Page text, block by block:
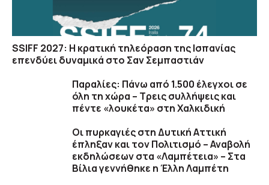
SSIFF 2027: Η κρατική τηλεόραση της Ισπανίας
επενδύει δυναμικά στο Σαν Σεμπαστιάν
Παραλίες: Πάνω από 1.500 έλεγχοι σε
όλη τη χώρα – Τρεις συλλήψεις και
πέντε «λουκέτα» στη Χαλκιδική
Οι πυρκαγιές στη Δυτική Αττική
έπληξαν και τον Πολιτισμό – Αναβολή
εκδηλώσεων στα «Λαμπέτεια» – Στα
Βίλια γεννήθηκε η Έλλη Λαμπέτη